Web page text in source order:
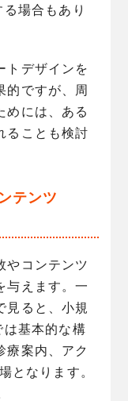
場合もあり
トデザインを
的ですが、周
めには、ある
ることも検討
テンツ
やコンテンツ
与えます。一
見ると、小規
基本的な構
療案内、アク
となります。